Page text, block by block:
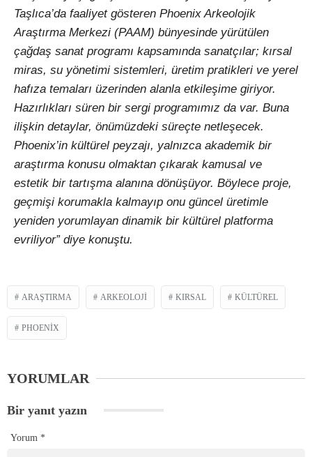
Taşlıca’da faaliyet gösteren Phoenix Arkeolojik
Araştırma Merkezi (PAAM) bünyesinde yürütülen
çağdaş sanat programı kapsamında sanatçılar; kırsal
miras, su yönetimi sistemleri, üretim pratikleri ve yerel
hafıza temaları üzerinden alanla etkileşime giriyor.
Hazırlıkları süren bir sergi programımız da var. Buna
ilişkin detaylar, önümüzdeki süreçte netleşecek.
Phoenix’in kültürel peyzajı, yalnızca akademik bir
araştırma konusu olmaktan çıkarak kamusal ve
estetik bir tartışma alanına dönüşüyor. Böylece proje,
geçmişi korumakla kalmayıp onu güncel üretimle
yeniden yorumlayan dinamik bir kültürel platforma
evriliyor” diye konuştu.
ARAŞTIRMA ARKEOLOJI KIRSAL KÜLTÜREL
PHOENIX
YORUMLAR
Bir yanıt yazın
Yorum *